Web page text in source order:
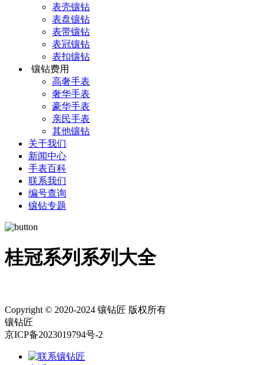
表壳镶钻
表盘镶钻
表带镶钻
表冠镶钻
表扣镶钻
镶钻费用
高奢手表
奢华手表
豪华手表
亲民手表
其他镶钻
关于我们
新闻中心
手表百科
联系我们
编号查询
镶钻专题
桂冠系列系列大全
Copyright © 2020-2024 镶钻匠 版权所有
镶钻匠
京ICP备2023019794号-2